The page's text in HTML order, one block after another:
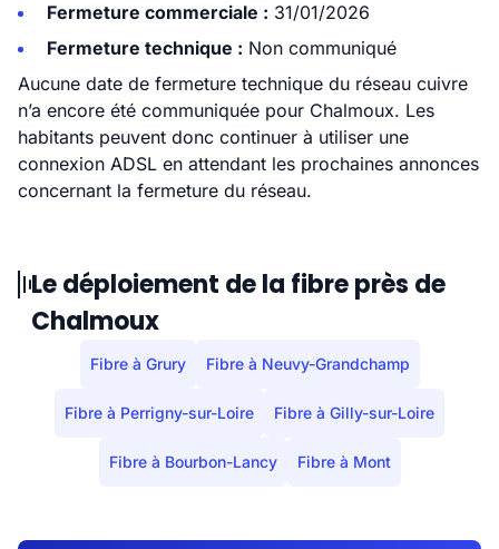
Fermeture commerciale : 31/01/2026
Fermeture technique : Non communiqué
Aucune date de fermeture technique du réseau cuivre
n’a encore été communiquée pour Chalmoux. Les
habitants peuvent donc continuer à utiliser une
connexion ADSL en attendant les prochaines annonces
concernant la fermeture du réseau.
Le déploiement de la fibre près de
Chalmoux
Fibre à Grury Fibre à Neuvy-Grandchamp
Fibre à Perrigny-sur-Loire Fibre à Gilly-sur-Loire
Fibre à Bourbon-Lancy Fibre à Mont